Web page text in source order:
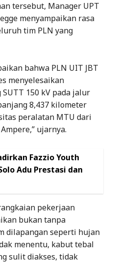
tersebut, Manager UPT
menyampaikan rasa
tim PLN yang
bahwa PLN UIT JBT
menyelesaikan
150 kV pada jalur
8,437 kilometer
peralatan MTU dari
ujarnya.
Fazzio Youth
Adu Prestasi dan
pekerjaan
bukan tanpa
dilapangan seperti hujan
menentu, kabut tebal
sulit diakses, tidak